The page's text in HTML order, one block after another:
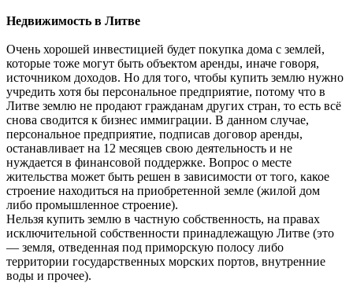
Недвижимость в Литве
Очень хорошей инвестицией будет покупка дома с землей,
которые тоже могут быть объектом аренды, иначе говоря,
источником доходов. Но для того, чтобы купить землю нужно
учредить хотя бы персональное предприятие, потому что в
Литве землю не продают гражданам других стран, то есть всё
снова сводится к бизнес иммиграции. В данном случае,
персональное предприятие, подписав договор аренды,
останавливает на 12 месяцев свою деятельность и не
нуждается в финансовой поддержке. Вопрос о месте
жительства может быть решен в зависимости от того, какое
строение находиться на приобретенной земле (жилой дом
либо промышленное строение).
Нельзя купить землю в частную собственность, на правах
исключительной собственности принадлежащую Литве (это
— земля, отведенная под приморскую полосу либо
территории государственных морских портов, внутренние
воды и прочее).